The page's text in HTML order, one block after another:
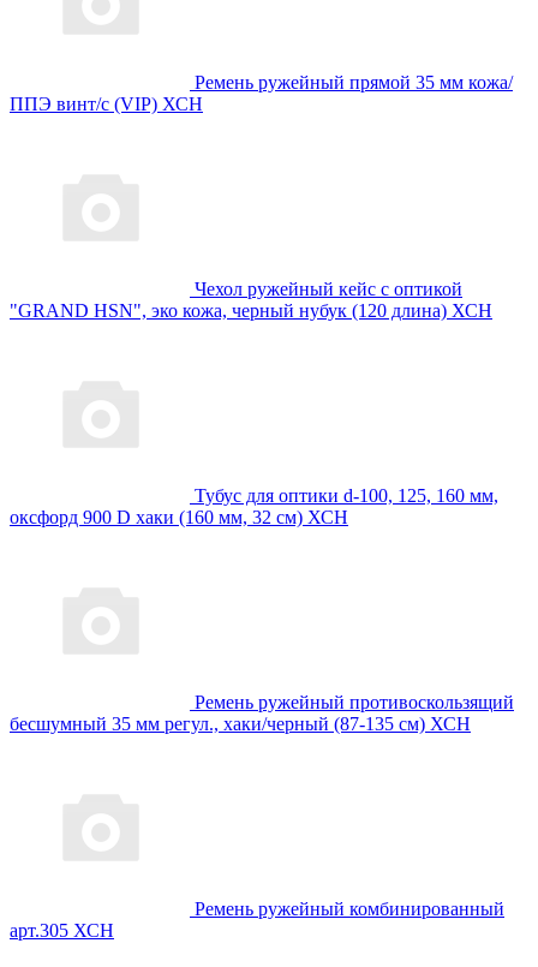
Ремень ружейный прямой 35 мм кожа/
ППЭ винт/с (VIP) ХСН
Чехол ружейный кейс с оптикой
"GRAND HSN", эко кожа, черный нубук (120 длина) ХСН
Тубус для оптики d-100, 125, 160 мм,
оксфорд 900 D хаки (160 мм, 32 см) ХСН
Ремень ружейный противоскользящий
бесшумный 35 мм регул., хаки/черный (87-135 см) ХСН
Ремень ружейный комбинированный
арт.305 ХСН